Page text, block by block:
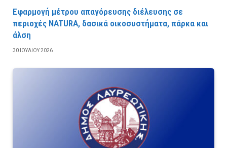
Εφαρμογή μέτρου απαγόρευσης διέλευσης σε
περιοχές NATURA, δασικά οικοσυστήματα, πάρκα και
άλση
30 ΙΟΥΛΊΟΥ 2026